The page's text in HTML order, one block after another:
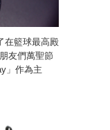
在籃球最高殿
友們萬聖節
」作為主